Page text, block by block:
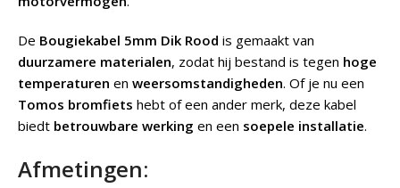
De Bougiekabel 5mm Dik Rood is gemaakt van
duurzamere materialen, zodat hij bestand is tegen hoge
temperaturen en weersomstandigheden. Of je nu een
Tomos bromfiets hebt of een ander merk, deze kabel
biedt betrouwbare werking en een soepele installatie.
Afmetingen: